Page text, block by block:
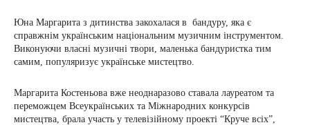
Юна Маргарита з дитинства закохалася в бандуру, яка є
справжнім українським національним музичним інструментом.
Виконуючи власні музичні твори, маленька бандуристка тим
самим, популяризує українське мистецтво.
Маргарита Костеньова вже неоднаразово ставала лауреатом та
переможцем Всеукраїнських та Міжнародних конкурсів
мистецтва, брала участь у телевізійному проекті “Круче всіх”,